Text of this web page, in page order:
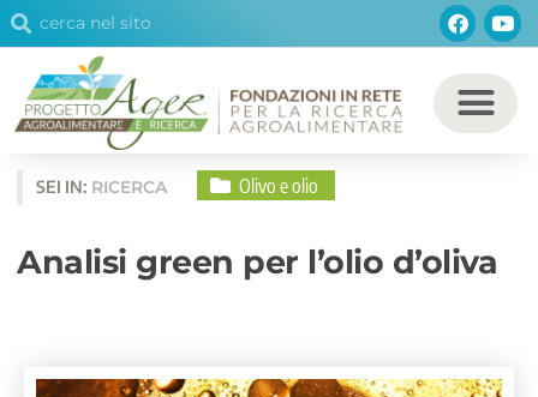
VaiCerca Cerca
SEI IN: RICERCA Olivo e olio
Analisi green per l’olio d’oliva